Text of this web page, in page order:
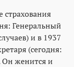
страхования
Генеральный
и в 1937
(сегодня:
Он женится и